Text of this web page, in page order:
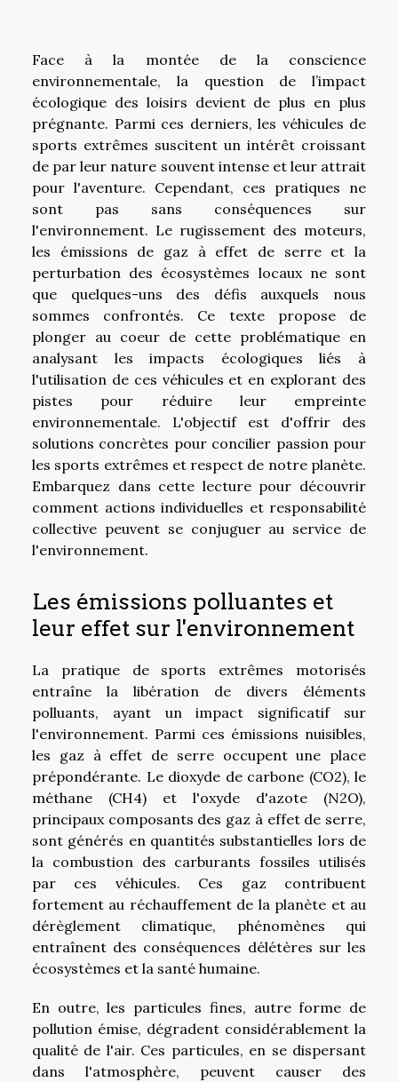
Face à la montée de la conscience
environnementale, la question de l’impact
écologique des loisirs devient de plus en plus
prégnante. Parmi ces derniers, les véhicules de
sports extrêmes suscitent un intérêt croissant
de par leur nature souvent intense et leur attrait
pour l'aventure. Cependant, ces pratiques ne
sont pas sans conséquences sur
l'environnement. Le rugissement des moteurs,
les émissions de gaz à effet de serre et la
perturbation des écosystèmes locaux ne sont
que quelques-uns des défis auxquels nous
sommes confrontés. Ce texte propose de
plonger au coeur de cette problématique en
analysant les impacts écologiques liés à
l'utilisation de ces véhicules et en explorant des
pistes pour réduire leur empreinte
environnementale. L'objectif est d'offrir des
solutions concrètes pour concilier passion pour
les sports extrêmes et respect de notre planète.
Embarquez dans cette lecture pour découvrir
comment actions individuelles et responsabilité
collective peuvent se conjuguer au service de
l'environnement.
Les émissions polluantes et
leur effet sur l'environnement
La pratique de sports extrêmes motorisés
entraîne la libération de divers éléments
polluants, ayant un impact significatif sur
l'environnement. Parmi ces émissions nuisibles,
les gaz à effet de serre occupent une place
prépondérante. Le dioxyde de carbone (CO2), le
méthane (CH4) et l'oxyde d'azote (N2O),
principaux composants des gaz à effet de serre,
sont générés en quantités substantielles lors de
la combustion des carburants fossiles utilisés
par ces véhicules. Ces gaz contribuent
fortement au réchauffement de la planète et au
dérèglement climatique, phénomènes qui
entraînent des conséquences délétères sur les
écosystèmes et la santé humaine.
En outre, les particules fines, autre forme de
pollution émise, dégradent considérablement la
qualité de l'air. Ces particules, en se dispersant
dans l'atmosphère, peuvent causer des